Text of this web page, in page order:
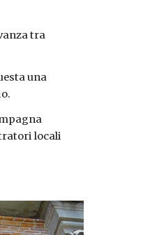
tra
una
locali